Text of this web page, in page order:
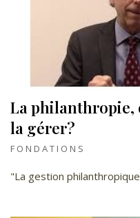
La philanthropie,
la gérer?
FONDATIONS
"La gestion